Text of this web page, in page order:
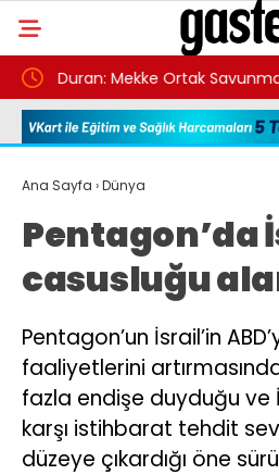
Ortak Savunma Mesajların
İlkay Çiçek’le
Ana Sayfa ›Dünya
Pentagon’da
casusluğu
Pentagon’un İsrail’in
faaliyetlerini
fazla endişe duyduğu ve
karşı istihbarat tehdit
düzeye çıkardığı öne